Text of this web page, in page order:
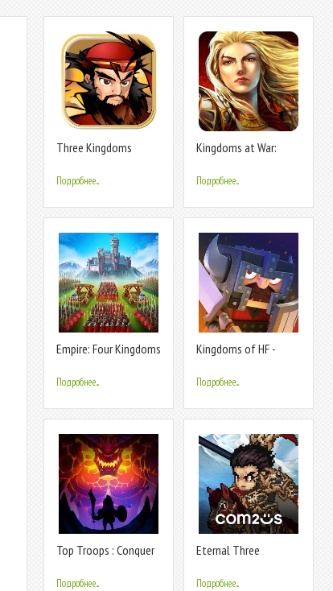
Three Kingdoms
Подробнее...
Kingdoms at War:
Подробнее...
Empire: Four Kingdoms
Подробнее...
Kingdoms of HF -
Подробнее...
Top Troops : Conquer
Подробнее...
Eternal Three
Подробнее...